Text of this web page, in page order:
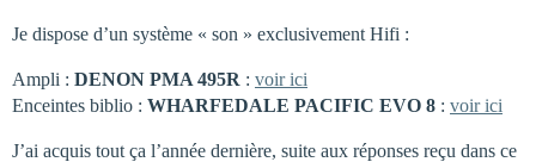
Je dispose d’un système « son » exclusivement Hifi :
Ampli : DENON PMA 495R : voir ici
Enceintes biblio : WHARFEDALE PACIFIC EVO 8 : voir ici
J’ai acquis tout ça l’année dernière, suite aux réponses reçu dans ce